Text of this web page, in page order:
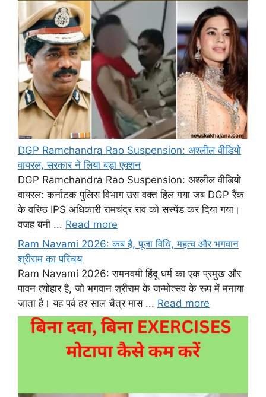
DGP Ramchandra Rao Suspension: अश्लील वीडियो
वायरल, सरकार ने लिया बड़ा एक्शन
DGP Ramchandra Rao Suspension: अश्लील वीडियो
वायरल: कर्नाटक पुलिस विभाग उस वक्त हिल गया जब DGP रैंक
के वरिष्ठ IPS अधिकारी रामचंद्र राव को सस्पेंड कर दिया गया।
वजह बनी ... Read more
Ram Navami 2026: कब है, पूजा विधि, महत्व और भगवान
श्रीराम का परिचय
Ram Navami 2026: रामनवमी हिंदू धर्म का एक प्रमुख और
पावन त्योहार है, जो भगवान श्रीराम के जन्मोत्सव के रूप में मनाया
जाता है। यह पर्व हर साल चैत्र मास ... Read more